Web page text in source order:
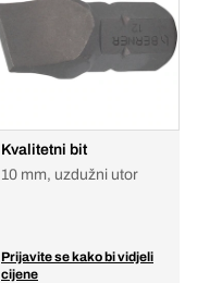
Kvalitetni bit
10 mm, uzdužni utor
Prijavite se kako bi vidjeli
cijene